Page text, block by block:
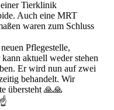
Tierklinik
Auch eine MRT
waren zum Schluss
Pflegestelle,
aktuell weder stehen
Er wird nun auf zwei
behandelt. Wir
übersteht 🙏🙏